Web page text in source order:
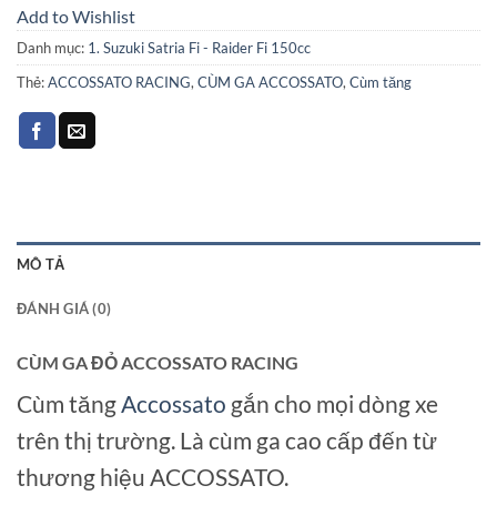
Add to Wishlist
Danh mục: 1. Suzuki Satria Fi - Raider Fi 150cc
Thẻ:ACCOSSATO RACING, CÙM GA ACCOSSATO, Cùm tăng
MÔ TẢ
ĐÁNH GIÁ (0)
CÙM GA ĐỎ ACCOSSATO RACING
Cùm tăng Accossato gắn cho mọi dòng xe
trên thị trường. Là cùm ga cao cấp đến từ
thương hiệu ACCOSSATO.